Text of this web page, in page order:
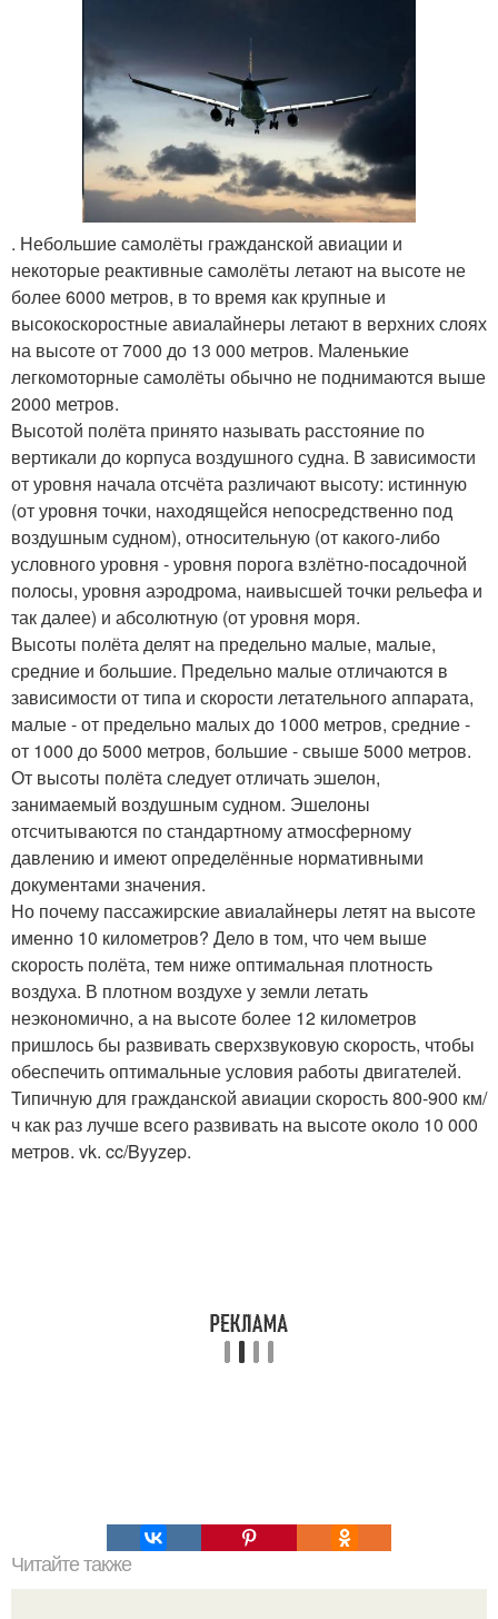
. Небольшие самолёты гражданской авиации и
некоторые реактивные самолёты летают на высоте не
более 6000 метров, в то время как крупные и
высокоскоростные авиалайнеры летают в верхних слоях
на высоте от 7000 до 13 000 метров. Маленькие
легкомоторные самолёты обычно не поднимаются выше
2000 метров.
Высотой полёта принято называть расстояние по
вертикали до корпуса воздушного судна. В зависимости
от уровня начала отсчёта различают высоту: истинную
(от уровня точки, находящейся непосредственно под
воздушным судном), относительную (от какого-либо
условного уровня - уровня порога взлётно-посадочной
полосы, уровня аэродрома, наивысшей точки рельефа и
так далее) и абсолютную (от уровня моря.
Высоты полёта делят на предельно малые, малые,
средние и большие. Предельно малые отличаются в
зависимости от типа и скорости летательного аппарата,
малые - от предельно малых до 1000 метров, средние -
от 1000 до 5000 метров, большие - свыше 5000 метров.
От высоты полёта следует отличать эшелон,
занимаемый воздушным судном. Эшелоны
отсчитываются по стандартному атмосферному
давлению и имеют определённые нормативными
документами значения.
Но почему пассажирские авиалайнеры летят на высоте
именно 10 километров? Дело в том, что чем выше
скорость полёта, тем ниже оптимальная плотность
воздуха. В плотном воздухе у земли летать
неэкономично, а на высоте более 12 километров
пришлось бы развивать сверхзвуковую скорость, чтобы
обеспечить оптимальные условия работы двигателей.
Типичную для гражданской авиации скорость 800-900 км/
ч как раз лучше всего развивать на высоте около 10 000
метров. vk. cc/Byyzep.
Читайте также